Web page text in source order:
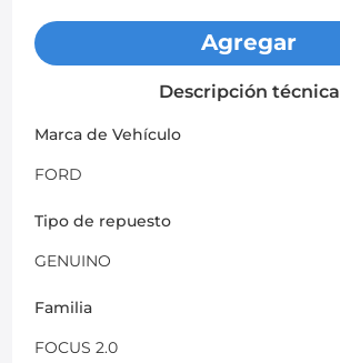
Agregar
Descripción técnica
Marca de Vehículo
FORD
Tipo de repuesto
GENUINO
Familia
FOCUS 2.0
. chevrolet sail